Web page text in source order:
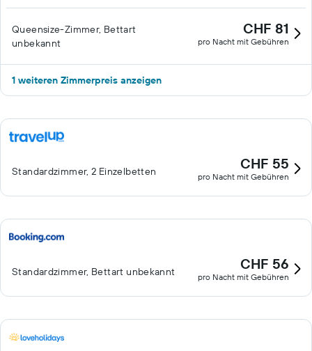
Queensize-Zimmer, Bettart
unbekannt
CHF 81
pro Nacht mit Gebühren
1 weiteren Zimmerpreis anzeigen
Standardzimmer, 2 Einzelbetten CHF 55
pro Nacht mit Gebühren
Standardzimmer, Bettart unbekannt CHF 56
pro Nacht mit Gebühren